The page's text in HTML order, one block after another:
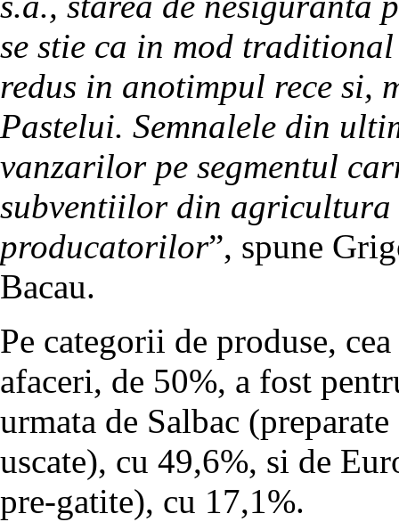
se stie ca in mod
redus in anotimpul rece si,
Pastelui. Semnalele din
vanzarilor pe segmentul
subventiilor din agricultura
producatorilor”, spune
Bacau.
Pe categorii de produse,
afaceri, de 50%, a fost
urmata de Salbac
uscate), cu 49,6%, si de
pre-gatite), cu 17,1%.